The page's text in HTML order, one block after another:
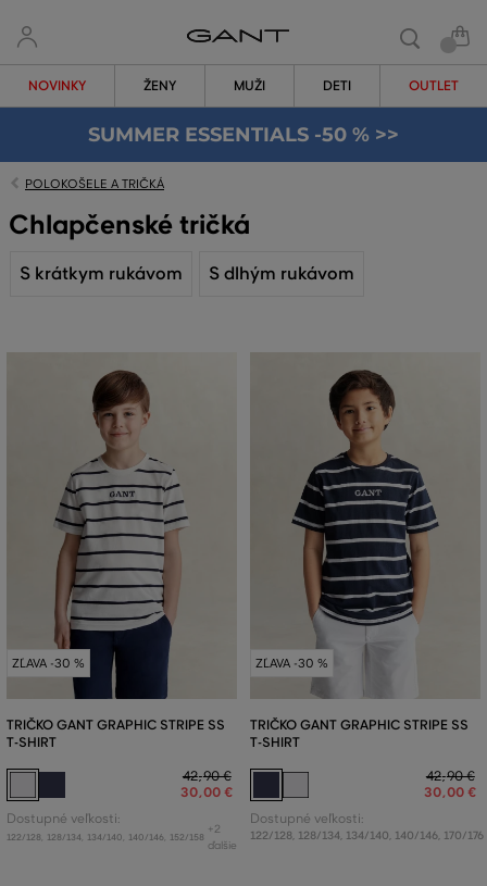
NOVINKY ŽENY MUŽI DETI OUTLET
SUMMER ESSENTIALS -50 % >>
POLOKOŠELE A TRIČKÁ
Chlapčenské tričká
S krátkym rukávom S dlhým rukávom
ZĽAVA -30 %
TRIČKO GANT GRAPHIC STRIPE SS
T-SHIRT
42,90 €
30,00 €
Dostupné veľkosti:
122/128 128/134 134/140 140/146 152/158
+2
ďalšie
ZĽAVA -30 %
TRIČKO GANT GRAPHIC STRIPE SS
T-SHIRT
42,90 €
30,00 €
Dostupné veľkosti:
122/128, 128/134, 134/140, 140/146, 170/176